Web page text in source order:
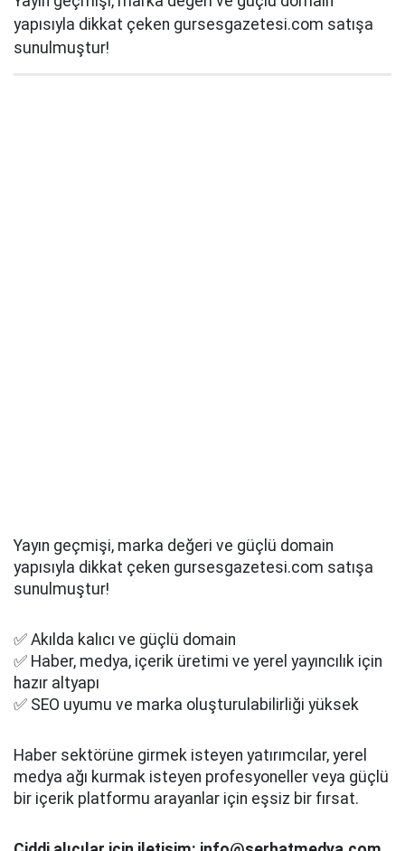
yapısıyla dikkat çeken gursesgazetesi.com satışa
sunulmuştur!
Yayın geçmişi, marka değeri ve güçlü domain
yapısıyla dikkat çeken gursesgazetesi.com satışa
sunulmuştur!
✅ Akılda kalıcı ve güçlü domain
✅ Haber, medya, içerik üretimi ve yerel yayıncılık için
hazır altyapı
✅ SEO uyumu ve marka oluşturulabilirliği yüksek
Haber sektörüne girmek isteyen yatırımcılar, yerel
medya ağı kurmak isteyen profesyoneller veya güçlü
bir içerik platformu arayanlar için eşsiz bir fırsat.